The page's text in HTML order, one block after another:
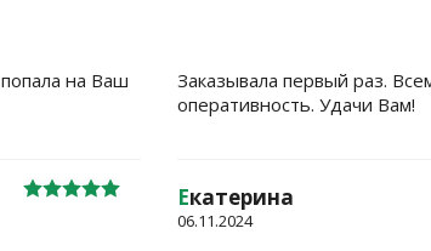
на Ваш
Заказывала первый раз.
оперативность. Удачи Вам!
Екатерина
06.11.2024